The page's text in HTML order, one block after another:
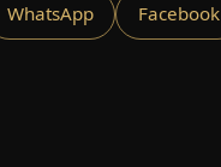
WhatsApp Facebook